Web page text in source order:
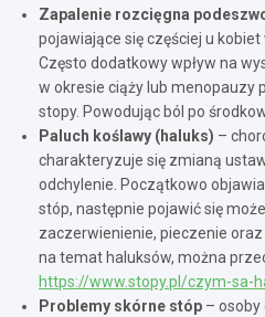
Zapalenie rozcięgna
pojawiające się częściej u
Często dodatkowy wpływ na
w okresie ciąży lub menopauzy
stopy. Powodując ból po
Paluch koślawy (haluks) –
charakteryzuje się zmianą
odchylenie. Początkowo
stóp, następnie pojawić się
zaczerwienienie, pieczenie oraz
na temat haluksów, można
https://www.stopy.pl/czym-sa-
Problemy skórne stóp – osoby